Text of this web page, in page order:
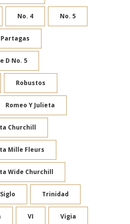
No. 4 No. 5
Partagas
D No. 5
Robustos
Romeo Y Julieta
Churchill
Mille Fleurs
Wide Churchill
Siglo Trinidad
VI Vigia